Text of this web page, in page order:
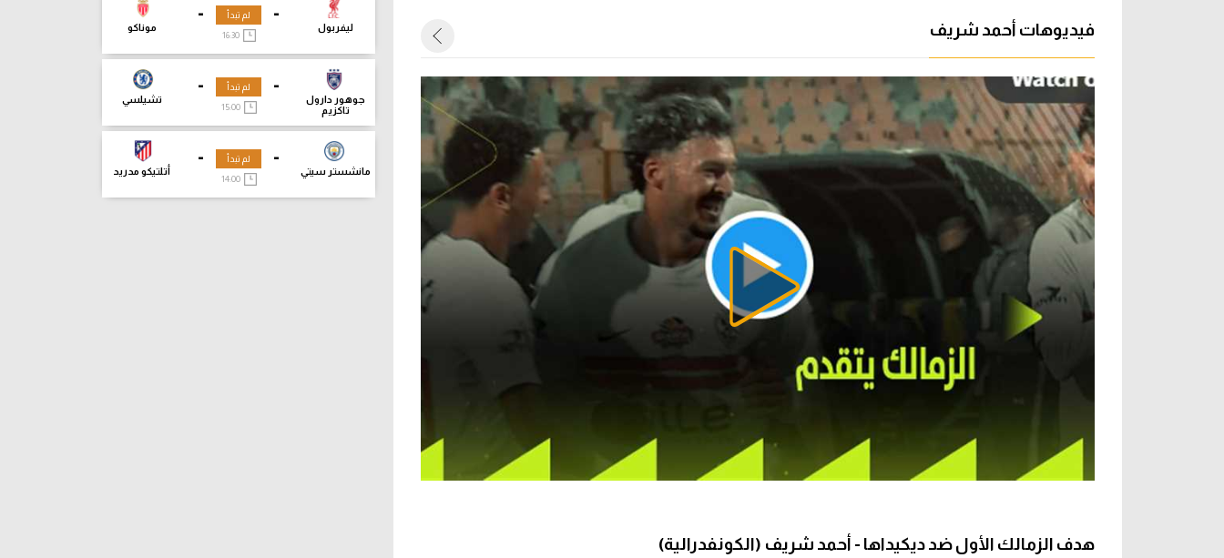
فيديوهات أحمد شريف
هدف الزمالك الأول ضد ديكيداها - أحمد شريف (الكونفدرالية)
-
ليفربول
-
موناكو
لم تبدأ
16:30
-
جوهور دارول
تاكزيم
-
تشيلسي
لم تبدأ
15:00
-
مانشستر سيتي
-
أتلتيكو مدريد
لم تبدأ
14:00